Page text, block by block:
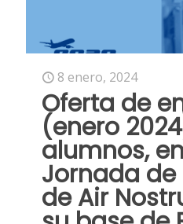
8 enero, 2024
Oferta de
(enero
alumnos,
Jornada
de Air